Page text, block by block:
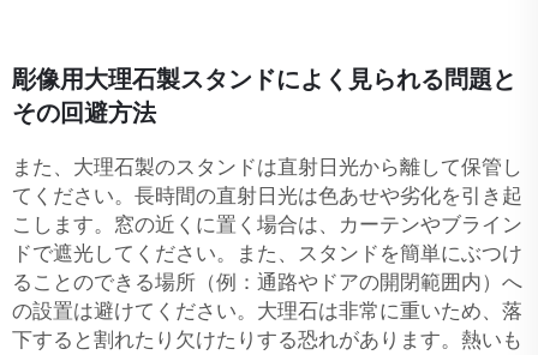
彫像用大理石製スタンドによく見られる問題と
その回避方法
また、大理石製のスタンドは直射日光から離して保管し
てください。長時間の直射日光は色あせや劣化を引き起
こします。窓の近くに置く場合は、カーテンやブライン
ドで遮光してください。また、スタンドを簡単にぶつけ
ることのできる場所（例：通路やドアの開閉範囲内）へ
の設置は避けてください。大理石は非常に重いため、落
下すると割れたり欠けたりする恐れがあります。熱いも